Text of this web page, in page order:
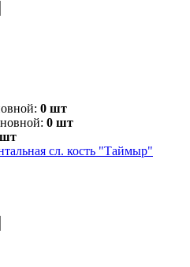
0 шт
0 шт
шт
сл. кость "Таймыр"